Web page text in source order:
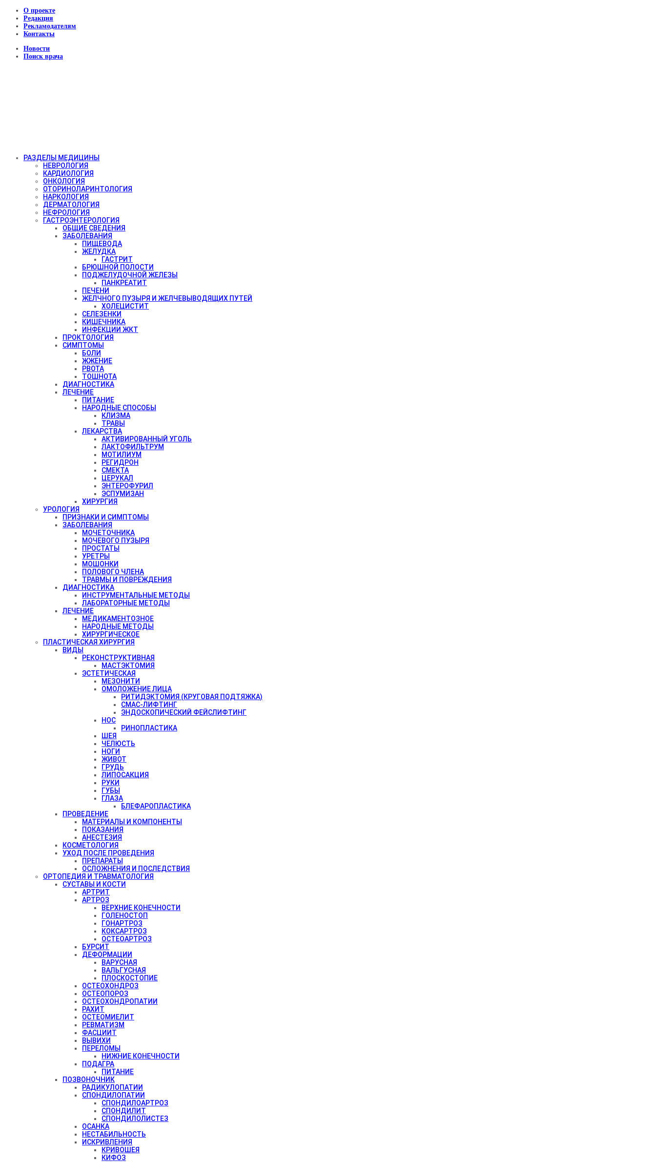
О проекте
Редакция
Рекламодателям
Контакты
Новости
Поиск врача
РАЗДЕЛЫ МЕДИЦИНЫ
НЕВРОЛОГИЯ
КАРДИОЛОГИЯ
ОНКОЛОГИЯ
ОТОРИНОЛАРИНТОЛОГИЯ
НАРКОЛОГИЯ
ДЕРМАТОЛОГИЯ
НЕФРОЛОГИЯ
ГАСТРОЭНТЕРОЛОГИЯ
ОБЩИЕ СВЕДЕНИЯ
ЗАБОЛЕВАНИЯ
ПИЩЕВОДА
ЖЕЛУДКА
ГАСТРИТ
БРЮШНОЙ ПОЛОСТИ
ПОДЖЕЛУДОЧНОЙ ЖЕЛЕЗЫ
ПАНКРЕАТИТ
ПЕЧЕНИ
ЖЕЛЧНОГО ПУЗЫРЯ И ЖЕЛЧЕВЫВОДЯЩИХ ПУТЕЙ
ХОЛЕЦИСТИТ
СЕЛЕЗЕНКИ
КИШЕЧНИКА
ИНФЕКЦИИ ЖКТ
ПРОКТОЛОГИЯ
СИМПТОМЫ
БОЛИ
ЖЖЕНИЕ
РВОТА
ТОШНОТА
ДИАГНОСТИКА
ЛЕЧЕНИЕ
ПИТАНИЕ
НАРОДНЫЕ СПОСОБЫ
КЛИЗМА
ТРАВЫ
ЛЕКАРСТВА
АКТИВИРОВАННЫЙ УГОЛЬ
ЛАКТОФИЛЬТРУМ
МОТИЛИУМ
РЕГИДРОН
СМЕКТА
ЦЕРУКАЛ
ЭНТЕРОФУРИЛ
ЭСПУМИЗАН
ХИРУРГИЯ
УРОЛОГИЯ
ПРИЗНАКИ И СИМПТОМЫ
ЗАБОЛЕВАНИЯ
МОЧЕТОЧНИКА
МОЧЕВОГО ПУЗЫРЯ
ПРОСТАТЫ
УРЕТРЫ
МОШОНКИ
ПОЛОВОГО ЧЛЕНА
ТРАВМЫ И ПОВРЕЖДЕНИЯ
ДИАГНОСТИКА
ИНСТРУМЕНТАЛЬНЫЕ МЕТОДЫ
ЛАБОРАТОРНЫЕ МЕТОДЫ
ЛЕЧЕНИЕ
МЕДИКАМЕНТОЗНОЕ
НАРОДНЫЕ МЕТОДЫ
ХИРУРГИЧЕСКОЕ
ПЛАСТИЧЕСКАЯ ХИРУРГИЯ
ВИДЫ
РЕКОНСТРУКТИВНАЯ
МАСТЭКТОМИЯ
ЭСТЕТИЧЕСКАЯ
МЕЗОНИТИ
ОМОЛОЖЕНИЕ ЛИЦА
РИТИДЭКТОМИЯ (КРУГОВАЯ ПОДТЯЖКА)
СМАС-ЛИФТИНГ
ЭНДОСКОПИЧЕСКИЙ ФЕЙСЛИФТИНГ
НОС
РИНОПЛАСТИКА
ШЕЯ
ЧЕЛЮСТЬ
НОГИ
ЖИВОТ
ГРУДЬ
ЛИПОСАКЦИЯ
РУКИ
ГУБЫ
ГЛАЗА
БЛЕФАРОПЛАСТИКА
ПРОВЕДЕНИЕ
МАТЕРИАЛЫ И КОМПОНЕНТЫ
ПОКАЗАНИЯ
АНЕСТЕЗИЯ
КОСМЕТОЛОГИЯ
УХОД ПОСЛЕ ПРОВЕДЕНИЯ
ПРЕПАРАТЫ
ОСЛОЖНЕНИЯ И ПОСЛЕДСТВИЯ
ОРТОПЕДИЯ И ТРАВМАТОЛОГИЯ
СУСТАВЫ И КОСТИ
АРТРИТ
АРТРОЗ
ВЕРХНИЕ КОНЕЧНОСТИ
ГОЛЕНОСТОП
ГОНАРТРОЗ
КОКСАРТРОЗ
ОСТЕОАРТРОЗ
БУРСИТ
ДЕФОРМАЦИИ
ВАРУСНАЯ
ВАЛЬГУСНАЯ
ПЛОСКОСТОПИЕ
ОСТЕОХОНДРОЗ
ОСТЕОПОРОЗ
ОСТЕОХОНДРОПАТИИ
РАХИТ
ОСТЕОМИЕЛИТ
РЕВМАТИЗМ
ФАСЦИИТ
ВЫВИХИ
ПЕРЕЛОМЫ
НИЖНИЕ КОНЕЧНОСТИ
ПОДАГРА
ПИТАНИЕ
ПОЗВОНОЧНИК
РАДИКУЛОПАТИИ
СПОНДИЛОПАТИИ
СПОНДИЛОАРТРОЗ
СПОНДИЛИТ
СПОНДИЛОЛИСТЕЗ
ОСАНКА
НЕСТАБИЛЬНОСТЬ
ИСКРИВЛЕНИЯ
КРИВОШЕЯ
КИФОЗ